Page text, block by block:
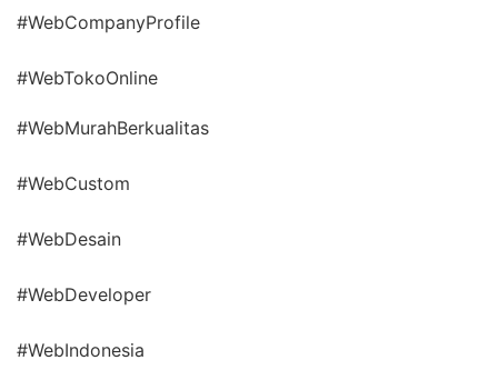
#WebCompanyProfile
#WebTokoOnline
#WebMurahBerkualitas
#WebCustom
#WebDesain
#WebDeveloper
#WebIndonesia